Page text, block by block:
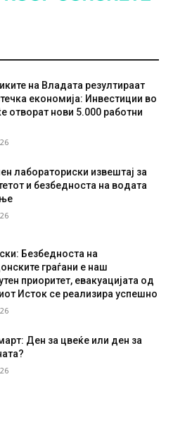
на Владата резултираат
економија: Инвестиции во
отворат нови 5.000 работни
лабораториски извештај за
и безбедноста на водата
Безбедноста на
граѓани е наш
приоритет, евакуацијата од
Исток се реализира успешно
Ден за цвеќе или ден за